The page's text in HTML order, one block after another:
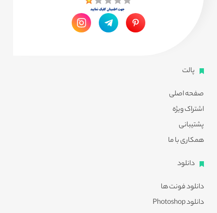
پالت
صفحه اصلی
اشتراک ویژه
پشتیبانی
همکاری با ما
دانلود
دانلود فونت ها
دانلود Photoshop